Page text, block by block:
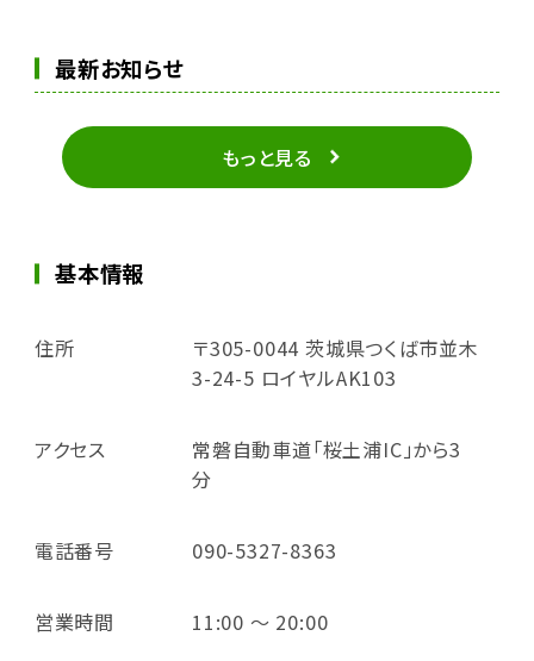
最新お知らせ
もっと見る
基本情報
住所
〒305-0044 茨城県つくば市並木
3-24-5 ロイヤルAK103
アクセス
常磐自動車道「桜土浦IC」から3
分
電話番号 090-5327-8363
営業時間 11:00 ～ 20:00